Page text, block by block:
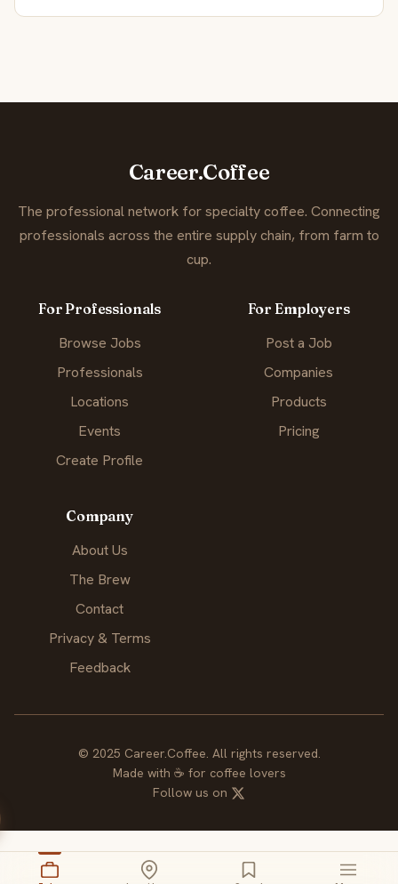
Career.Coffee
The professional network for specialty coffee. Connecting
professionals across the entire supply chain, from farm to
cup.
For Professionals
Browse Jobs
Professionals
Locations
Events
Create Profile
For Employers
Post a Job
Companies
Products
Pricing
Company
About Us
The Brew
Contact
Privacy & Terms
Feedback
© 2025 Career.Coffee. All rights reserved.
Made with ☕ for coffee lovers
Follow us on